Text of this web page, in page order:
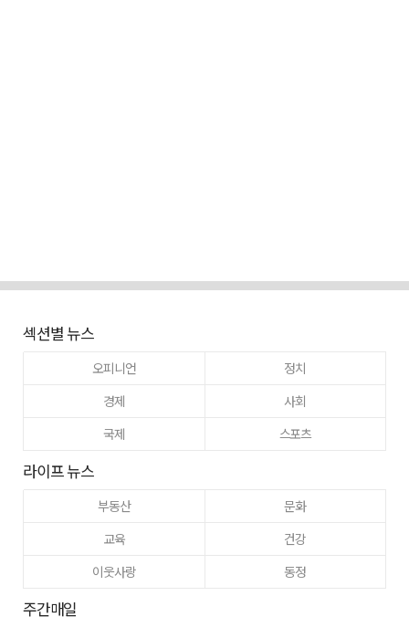
섹션별 뉴스
오피니언
정치
경제
사회
국제
스포츠
라이프 뉴스
부동산
문화
교육
건강
이웃사랑
동정
주간매일